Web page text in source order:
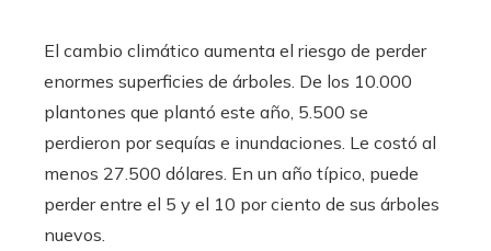
El cambio climático aumenta el riesgo de perder
enormes superficies de árboles. De los 10.000
plantones que plantó este año, 5.500 se
perdieron por sequías e inundaciones. Le costó al
menos 27.500 dólares. En un año típico, puede
perder entre el 5 y el 10 por ciento de sus árboles
nuevos.